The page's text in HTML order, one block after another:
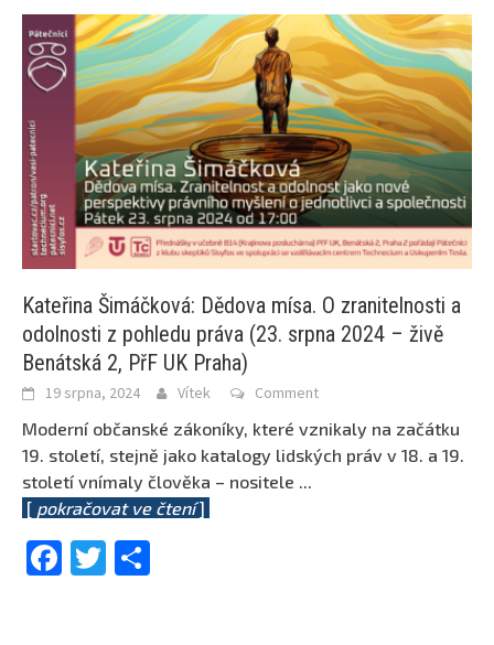
Kateřina Šimáčková: Dědova mísa. O zranitelnosti a
odolnosti z pohledu práva (23. srpna 2024 – živě
Benátská 2, PřF UK Praha)
19 srpna, 2024 Vítek Comment
Moderní občanské zákoníky, které vznikaly na začátku
19. století, stejně jako katalogy lidských práv v 18. a 19.
století vnímaly člověka – nositele ...
[ pokračovat ve čtení]
Facebook
Twitter